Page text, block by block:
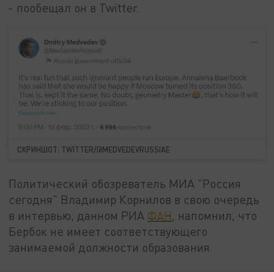
- пообещал он в Twitter.
СКРИНШОТ: TWITTER/@MEDVEDEVRUSSIAE
Политический обозреватель МИА "Россия
сегодня" Владимир Корнилов в свою очередь
в интервью, данном РИА ФАН , напомнил, что
Бербок не имеет соответствующего
занимаемой должности образования.